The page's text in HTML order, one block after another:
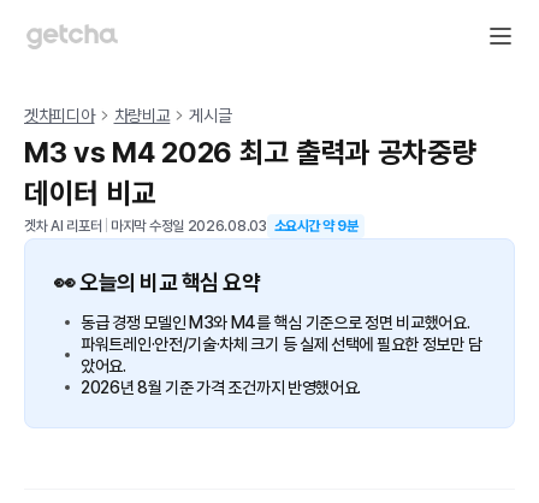
겟차피디아 차량비교 게시글
M3 vs M4 2026 최고 출력과 공차중량
데이터 비교
겟차 AI 리포터 마지막 수정일 2026.08.03 소요시간 약9분
👀 오늘의 비교 핵심 요약
동급 경쟁 모델인 M3와 M4를 핵심 기준으로 정면 비교했어요.
파워트레인·안전/기술·차체 크기 등 실제 선택에 필요한 정보만 담
았어요.
2026년 8월 기준 가격 조건까지 반영했어요.